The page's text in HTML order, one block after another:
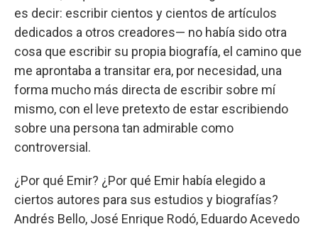
es decir: escribir cientos y cientos de artículos
dedicados a otros creadores— no había sido otra
cosa que escribir su propia biografía, el camino que
me aprontaba a transitar era, por necesidad, una
forma mucho más directa de escribir sobre mí
mismo, con el leve pretexto de estar escribiendo
sobre una persona tan admirable como
controversial.
¿Por qué Emir? ¿Por qué Emir había elegido a
ciertos autores para sus estudios y biografías?
Andrés Bello, José Enrique Rodó, Eduardo Acevedo